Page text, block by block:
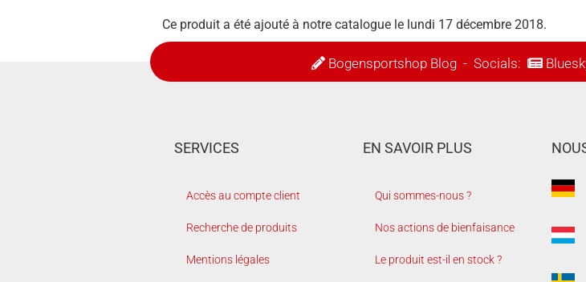
Ce produit a été ajouté à notre catalogue le lundi 17 décembre 2018.
Bogensportshop Blog- Socials:
SERVICES
Accès au compte client
Recherche de produits
Mentions légales
EN SAVOIR PLUS
Qui sommes-nous ?
Nos actions de bienfaisance
Le produit est-il en stock ?